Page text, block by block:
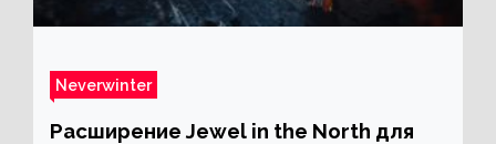
Neverwinter
Расширение Jewel in the North для